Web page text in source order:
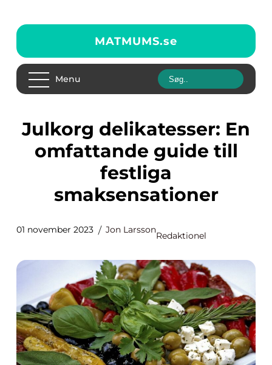
MATMUMS.se
Menu
Julkorg delikatesser: En
omfattande guide till
festliga
smaksensationer
01 november 2023 Jon Larsson
Redaktionel